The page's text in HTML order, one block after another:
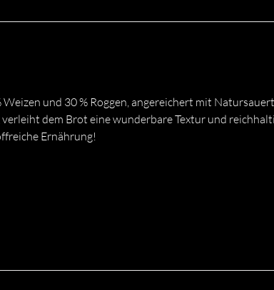
und 30 % Roggen, angereichert mit
dem Brot eine wunderbare Textur und
Ernährung!